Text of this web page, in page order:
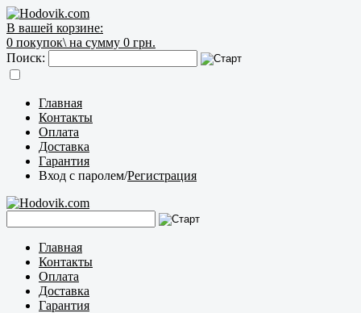
В вашей корзине:
0 покупок\ на сумму 0 грн.
Поиск:
Главная
Контакты
Оплата
Доставка
Гарантия
Вход с паролем/Регистрация
Главная
Контакты
Оплата
Доставка
Гарантия